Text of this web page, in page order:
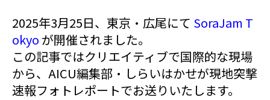
2025年3月25日、東京・広尾にて SoraJam T
okyo が開催されました。
この記事ではクリエイティブで国際的な現場
から、AICU編集部・しらいはかせが現地突撃
速報フォトレポートでお送りいたします。